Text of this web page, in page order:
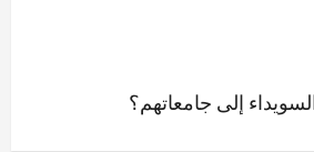
إلى جامعاتهم؟